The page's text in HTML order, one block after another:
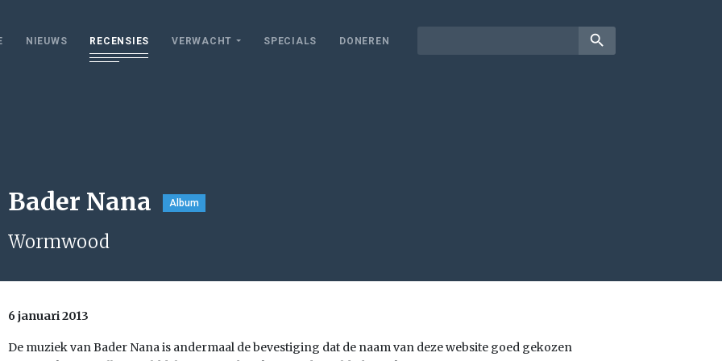
NIEUWS RECENSIES VERWACHT SPECIALS DONEREN search
Bader Nana Album
Wormwood
6 januari 2013
De muziek van Bader Nana is andermaal de bevestiging dat de naam van deze website goed gekozen